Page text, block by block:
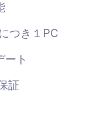
つき１PC
ート
証